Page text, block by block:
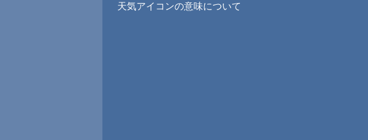
天気アイコンの意味について